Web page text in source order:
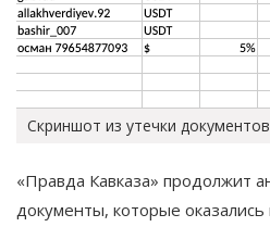
Скриншот из утечки
«Правда Кавказа» продолжит
документы, которые